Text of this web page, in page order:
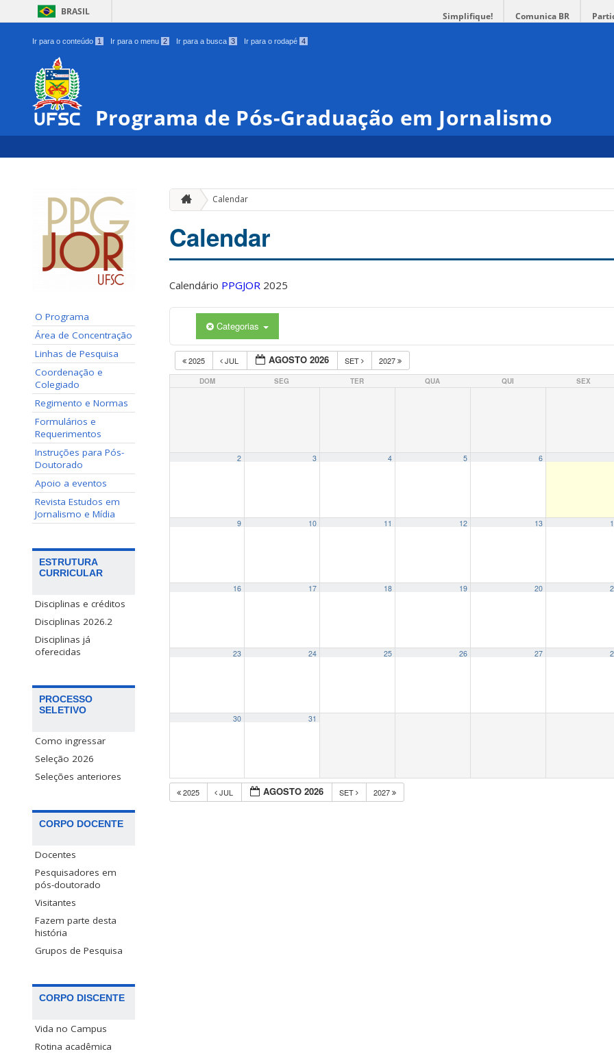
BRASIL Simplifique! Comunica BR
Ir para o conteúdo 1 Ir para o menu 2 Ir para a busca 3 Ir para o rodapé 4
Programa de Pós-Graduação em Jornalismo
O Programa
Área de Concentração
Linhas de Pesquisa
Coordenação e
Colegiado
Regimento e Normas
Formulários e
Requerimentos
Instruções para Pós-
Doutorado
Apoio a eventos
Revista Estudos em
Jornalismo e Mídia
ESTRUTURA
CURRICULAR
Disciplinas e créditos
Disciplinas 2026.2
Disciplinas já
oferecidas
PROCESSO
SELETIVO
Como ingressar
Seleção 2026
Seleções anteriores
CORPO DOCENTE
Docentes
Pesquisadores em
pós-doutorado
Visitantes
Fazem parte desta
história
Grupos de Pesquisa
CORPO DISCENTE
Vida no Campus
Rotina acadêmica
Calendar
Calendar
Calendário PPGJOR 2025
Categorias
2025 JUL AGOSTO 2026 SET 2027
DOM SEG TER QUA QUI SEX
2 3 4 5 6
9 10 11 12 13
16 17 18 19 20
23 24 25 26 27
30 31
2025 JUL AGOSTO 2026 SET 2027